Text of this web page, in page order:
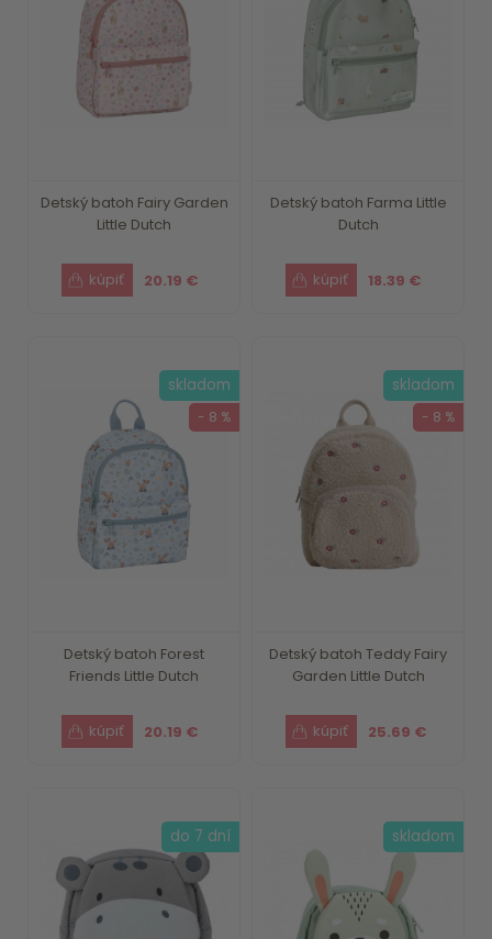
Detský batoh Fairy Garden
Little Dutch
20.19 €
Detský batoh Farma Little
Dutch
18.39 €
Detský batoh Forest
Friends Little Dutch
20.19 €
skladom
- 8 %
Detský batoh Teddy Fairy
Garden Little Dutch
25.69 €
skladom
- 8 %
do 7 dní skladom